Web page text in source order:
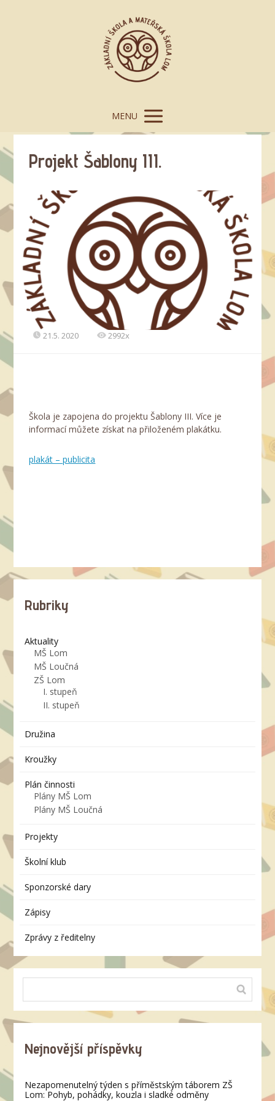
MENU
Projekt Šablony III.
21.5. 2020 2992x
Škola je zapojena do projektu Šablony III. Více je
informací můžete získat na přiloženém plakátku.
plakát – publicita
Rubriky
Aktuality
MŠ Lom
MŠ Loučná
ZŠ Lom
I. stupeň
II. stupeň
Družina
Kroužky
Plán činnosti
Plány MŠ Lom
Plány MŠ Loučná
Projekty
Školní klub
Sponzorské dary
Zápisy
Zprávy z ředitelny
Nejnovější příspěvky
Nezapomenutelný týden s příměstským táborem ZŠ
Lom: Pohyb, pohádky, kouzla i sladké odměny